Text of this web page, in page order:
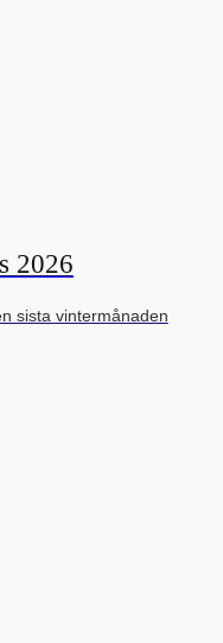
2026
sista vintermånaden